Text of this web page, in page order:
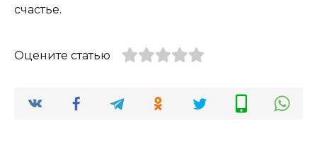
счастье.
Оцените статью